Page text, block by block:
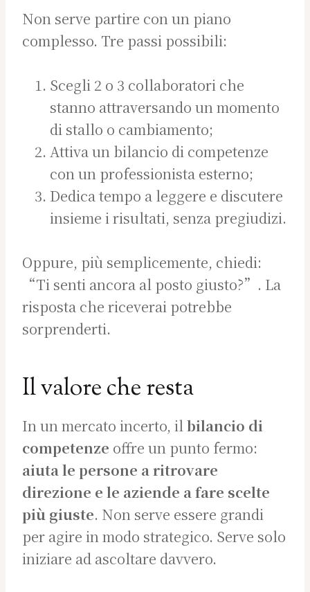
Non serve partire con un piano
complesso. Tre passi possibili:
Scegli 2 o 3 collaboratori che
stanno attraversando un momento
di stallo o cambiamento;
Attiva un bilancio di competenze
con un professionista esterno;
Dedica tempo a leggere e discutere
insieme i risultati, senza pregiudizi.
Oppure, più semplicemente, chiedi:
“Ti senti ancora al posto giusto?”. La
risposta che riceverai potrebbe
sorprenderti.
Il valore che resta
In un mercato incerto, ilbilancio di
competenze offre un punto fermo:
aiuta le persone a ritrovare
direzione e le aziende a fare scelte
più giuste. Non serve essere grandi
per agire in modo strategico. Serve solo
iniziare ad ascoltare davvero.